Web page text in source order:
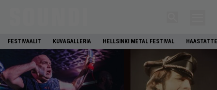
FESTIVAALIT KUVAGALLERIA HELLSINKI METAL FESTIVAL